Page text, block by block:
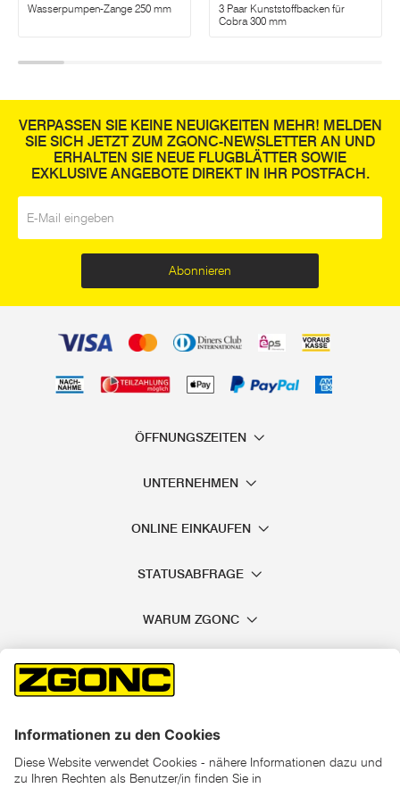
Wasserpumpen-Zange 250 mm
3 Paar Kunststoffbacken für
Cobra 300 mm
VERPASSEN SIE KEINE NEUIGKEITEN MEHR! MELDEN
SIE SICH JETZT ZUM ZGONC-NEWSLETTER AN UND
ERHALTEN SIE NEUE FLUGBLÄTTER SOWIE
EXKLUSIVE ANGEBOTE DIREKT IN IHR POSTFACH.
Abonnieren
ÖFFNUNGSZEITEN
UNTERNEHMEN
ONLINE EINKAUFEN
STATUSABFRAGE
WARUM ZGONC